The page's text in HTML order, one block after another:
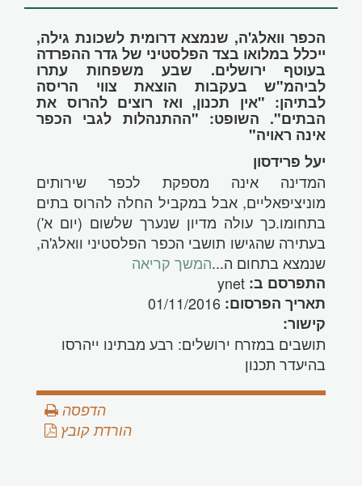
הכפר וואלג'ה, שנמצא דרומית לשכונת גילה,
ייכלל במלואו בצד הפלסטיני של גדר ההפרדה
בעוטף ירושלים. שבע משפחות עתרו
לביהמ"ש בעקבות הוצאת צווי הריסה
לבתיהן: "אין תכנון, ואז רוצים להרוס את
הבתים". השופט: "ההתנהלות לגבי הכפר
אינה ראויה"
יעל פרידסון
המדינה אינה מספקת לכפר שירותים
מוניציפאליים, אבל במקביל החלה להרוס בתים
בתחומו.כך עולה מדיון שנערך שלשום (יום א')
בעתירה שהגישו תושבי הכפר הפלסטיני וואלג'ה,
שנמצא בתחום ה...המשך קריאה
התפרסם ב: ynet
תאריך הפרסום: 01/11/2016
קישור:
תושבים במזרח ירושלים: רבע מבתינו ייהרסו
בהיעדר תכנון
הדפסה
הורדת קובץ